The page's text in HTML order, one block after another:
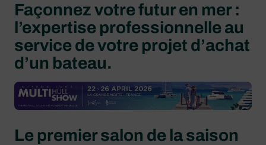
Façonnez votre futur en mer :
l’expertise professionnelle au
service de votre projet d’achat
d’un bateau.
Le premier salon de la saison